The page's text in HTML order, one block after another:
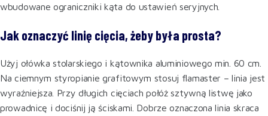
wbudowane ograniczniki kąta do ustawień seryjnych.
Jak oznaczyć linię cięcia, żeby była prosta?
Użyj ołówka stolarskiego i kątownika aluminiowego min. 60 cm.
Na ciemnym styropianie grafitowym stosuj flamaster – linia jest
wyraźniejsza. Przy długich cięciach połóż sztywną listwę jako
prowadnicę i dociśnij ją ściskami. Dobrze oznaczona linia skraca